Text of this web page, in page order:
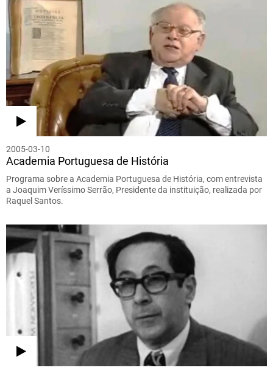
2005-03-10
Academia Portuguesa de História
Programa sobre a Academia Portuguesa de História, com entrevista
a Joaquim Veríssimo Serrão, Presidente da instituição, realizada por
Raquel Santos.